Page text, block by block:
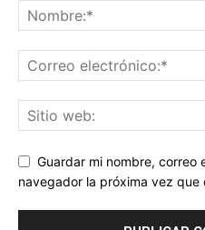
Guardar mi nombre, correo
navegador la próxima vez que